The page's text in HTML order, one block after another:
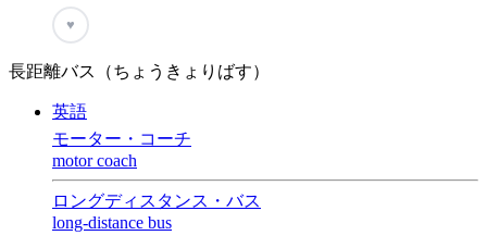
♥
長距離バス（ちょうきょりばす）
英語
モーター・コーチ
motor coach
ロングディスタンス・バス
long-distance bus